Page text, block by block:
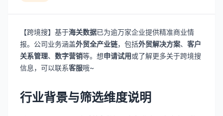
【跨境搜】基于海关数据已为逾万家企业提供精准商业情
报。公司业务涵盖外贸全产业链，包括外贸解决方案、 客户
关系管理、 数字营销等。想申请试用或了解更多关于跨境搜
信息，可以联系客服哦~
行业背景与筛选维度说明